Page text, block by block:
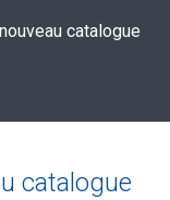
catalogue
catalogue